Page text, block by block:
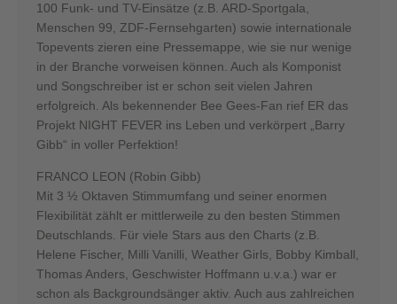
100 Funk- und TV-Einsätze (z.B. ARD-Sportgala,
Menschen 99, ZDF-Fernsehgarten) sowie internationale
Topevents zieren eine Pressemappe, wie sie nur wenige
in der Branche vorweisen können. Auch als Komponist
und Songschreiber ist er schon seit vielen Jahren
erfolgreich. Als bekennender Bee Gees-Fan rief ER das
Projekt NIGHT FEVER ins Leben und verkörpert „Barry
Gibb“ in voller Perfektion!
FRANCO LEON (Robin Gibb)
Mit 3 ½ Oktaven Stimmumfang und seiner enormen
Flexibilität zählt er mittlerweile zu den besten Stimmen
Deutschlands. Für viele Stars aus den Charts (z.B.
Helene Fischer, Milli Vanilli, Weather Girls, Bobby Kimball,
Thomas Anders, Geschwister Hoffmann u.v.a.) war er
schon als Backgroundsänger aktiv. Auch aus zahlreichen